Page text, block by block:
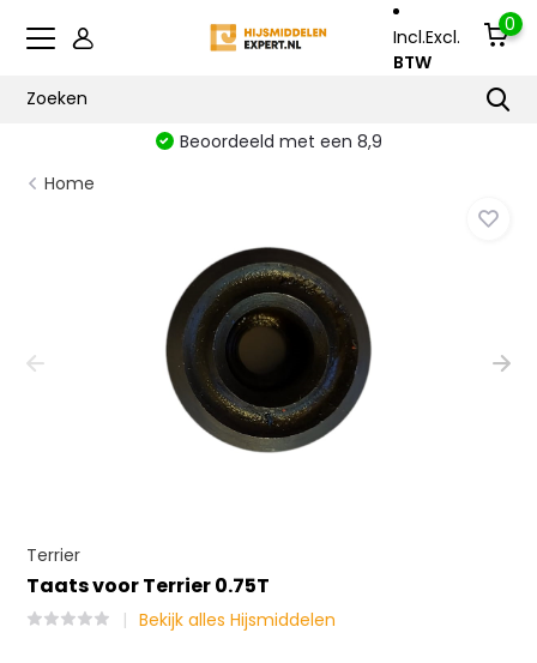
Incl.Excl.
BTW
0
Beoordeeld met een 8,9
Home
Terrier
Taats voor Terrier 0.75T
Bekijk alles Hijsmiddelen